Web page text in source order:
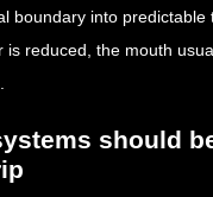
boundary into predictable
is reduced, the mouth
should